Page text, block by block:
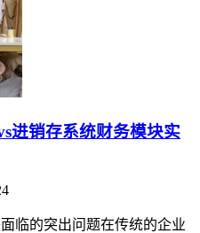
进销存系统财务模块实
临的突出问题在传统的企业